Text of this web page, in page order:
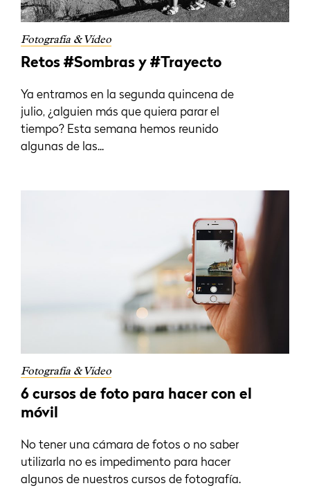
Fotografía & Vídeo
Retos #Sombras y #Trayecto
Ya entramos en la segunda quincena de
julio, ¿alguien más que quiera parar el
tiempo? Esta semana hemos reunido
algunas de las...
Fotografía & Vídeo
6 cursos de foto para hacer con el
móvil
No tener una cámara de fotos o no saber
utilizarla no es impedimento para hacer
algunos de nuestros cursos de fotografía.